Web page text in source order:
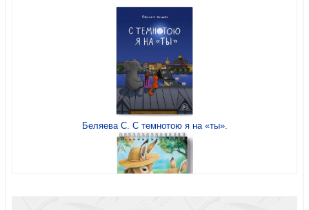
Беляева С. С темнотою я на «ты».